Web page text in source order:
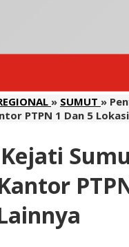
» SUMUT »
PTPN 1 Dan 5